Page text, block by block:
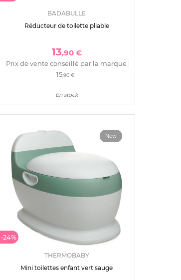
BADABULLE
Réducteur de toilette pliable
13,90 €
Prix de vente conseillé par la marque :
15,90 €
En stock
-24%
New
THERMOBABY
Mini toilettes enfant vert sauge